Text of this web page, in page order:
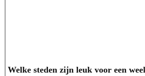
Welke steden zijn leuk voor een